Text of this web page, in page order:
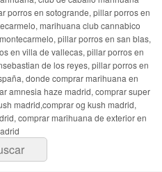
porros en sotogrande, pillar porros en
marihuana club cannabico
pillar porros en san blas,
en villa de vallecas, pillar porros en
de los reyes, pillar porros en
donde comprar marihuana en
amnesia haze madrid, comprar super
madrid,comprar og kush madrid,
comprar marihuana de exterior en